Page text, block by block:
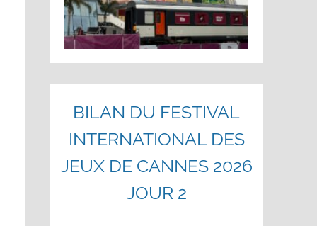
BILAN DU FESTIVAL
INTERNATIONAL DES
JEUX DE CANNES 2026
JOUR 2